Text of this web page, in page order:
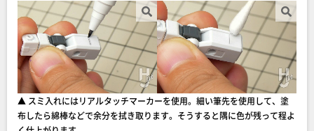
▲ スミ入れにはリアルタッチマーカーを使用。細い筆先を使用して、塗
布したら綿棒などで余分を拭き取ります。そうすると隅に色が残って程よ